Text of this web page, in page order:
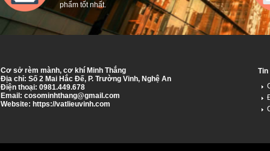
phẩm tốt nhất.
Cơ sở rèm mành, cơ khí Minh Thắng
Địa chỉ: Số 2 Mai Hắc Đế, P. Trường Vinh, Nghệ An
Điện thoại: 0981.449.678
Email: cosominhthang@gmail.com
Website: https://vatlieuvinh.com